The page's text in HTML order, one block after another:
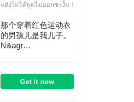
แต่งไม่ได้พูดไม่ออกซะงั้น !
那个穿着红色运动衣
的男孩儿是我儿子。
N&agr…
Get it now